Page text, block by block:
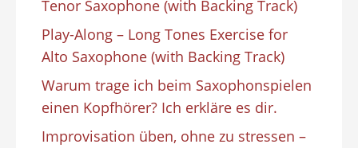
Tenor Saxophone (with Backing Track)
Play-Along – Long Tones Exercise for
Alto Saxophone (with Backing Track)
Warum trage ich beim Saxophonspielen
einen Kopfhörer? Ich erkläre es dir.
Improvisation üben, ohne zu stressen –